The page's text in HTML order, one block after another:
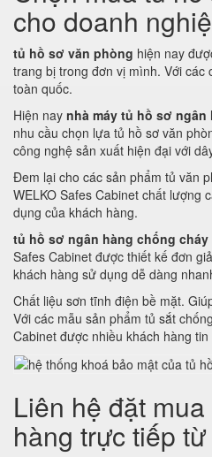
cho doanh
tủ hồ sơ văn phòng hiện nay
trang bị trong đơn vị mình. Với các
toàn quốc.
Hiện nay nhà máy tủ hồ sơ ngân
nhu cầu chọn lựa tủ hồ sơ văn
công nghệ sản xuất hiện đại với
Đem lại cho các sản phẩm tủ văn
WELKO Safes Cabinet chất lượng
dụng của khách hàng.
tủ hồ sơ ngân hàng chống cháy
Safes Cabinet được thiết kế đơn
khách hàng sử dụng dễ dàng
Chất liệu sơn tĩnh điện bề mặt.
Với các mẫu sản phẩm tủ sắt
Cabinet được nhiều khách hàng
Liên hệ đặt
hàng trực tiếp